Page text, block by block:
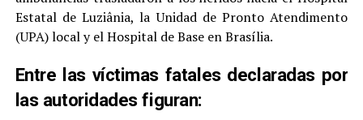
Estatal de Luziânia, la Unidad de Pronto Atendimento
(UPA) local y el Hospital de Base en Brasília.
Entre las víctimas fatales declaradas por
las autoridades figuran: